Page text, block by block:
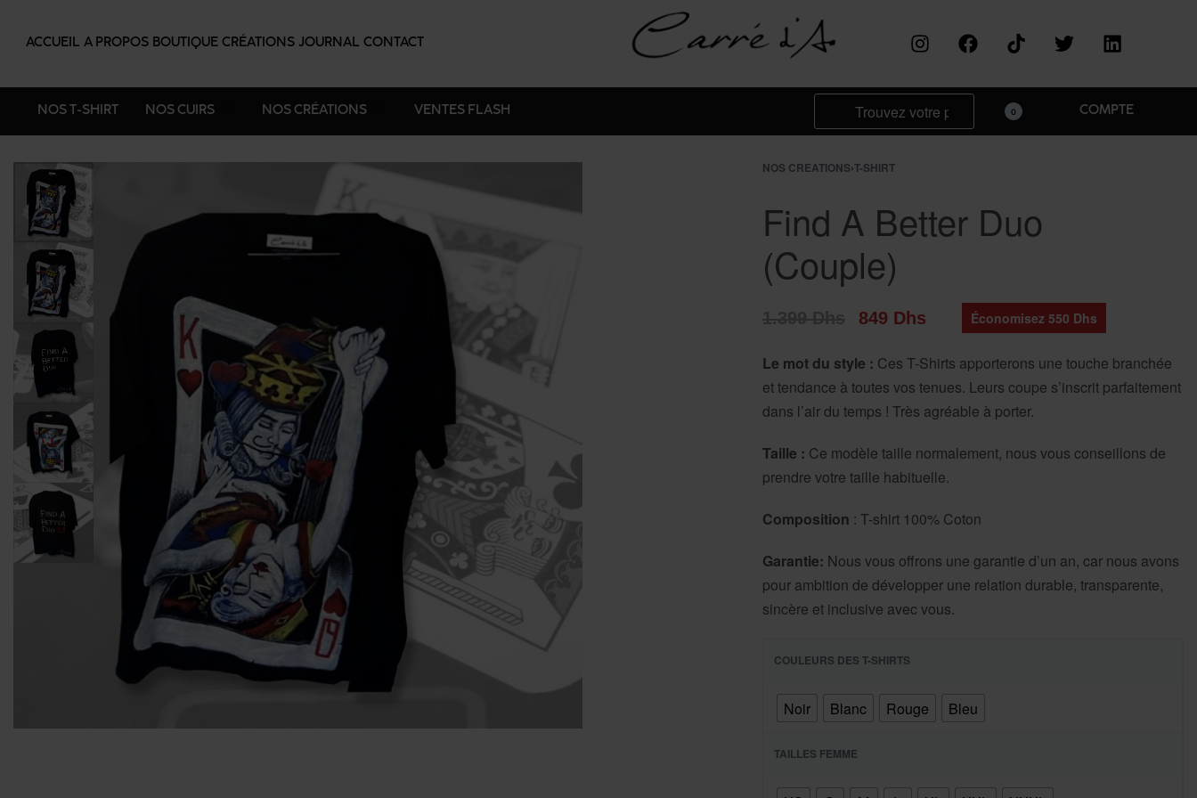
ACCUEIL A PROPOS BOUTIQUE CRÉATIONS JOURNAL CONTACT
NOS T-SHIRT NOS CUIRS NOS CRÉATIONS VENTES FLASH 0 COMPTE
NOS CREATIONS›T-SHIRT
Find A Better Duo
(Couple)
849 Dhs Économisez 550 Dhs
Le mot du style : Ces T-Shirts apporterons une touche branchée
et tendance à toutes vos tenues. Leurs coupe s’inscrit parfaitement
dans l’air du temps ! Très agréable à porter.
Taille : Ce modèle taille normalement, nous vous conseillons de
prendre votre taille habituelle.
Composition : T-shirt 100% Coton
Garantie: Nous vous offrons une garantie d’un an, car nous avons
pour ambition de développer une relation durable, transparente,
sincère et inclusive avec vous.
COULEURS DES T-SHIRTS
Noir Blanc Rouge Bleu
TAILLES FEMME